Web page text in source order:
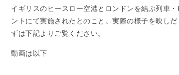
イギリスのヒースロー空港とロンドンを結ぶ列車
ントにて実施されたとのこと。実際の様子を映し
ずは下記よりご覧ください。
動画は以下